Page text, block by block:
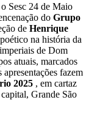
Sesc 24 de Maio
do Grupo
de Henrique
na história da
de Dom
atuais, marcados
fazem
2025 , em cartaz
Grande São